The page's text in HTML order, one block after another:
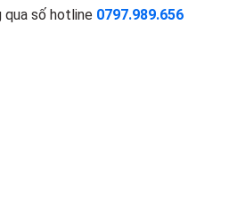
qua số hotline 0797.989.656